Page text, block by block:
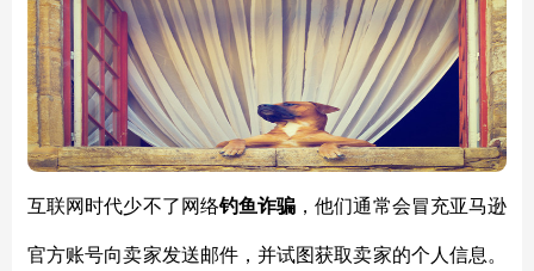
互联网时代少不了网络钓鱼诈骗 ，他们通常会冒充亚马逊
官方账号向卖家发送邮件，并试图获取卖家的个人信息。